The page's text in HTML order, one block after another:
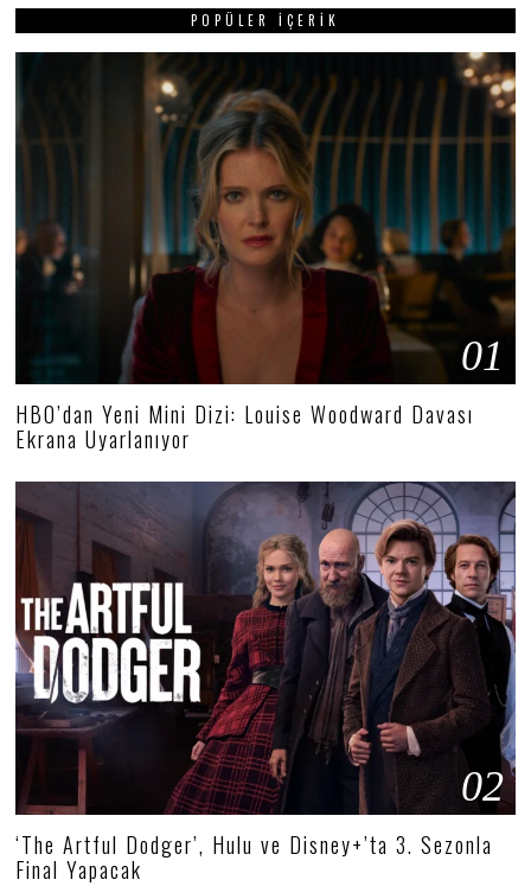
POPÜLER İÇERIK
01
HBO’dan Yeni Mini Dizi: Louise Woodward Davası
Ekrana Uyarlanıyor
02
‘The Artful Dodger’, Hulu ve Disney+’ta 3. Sezonla
Final Yapacak